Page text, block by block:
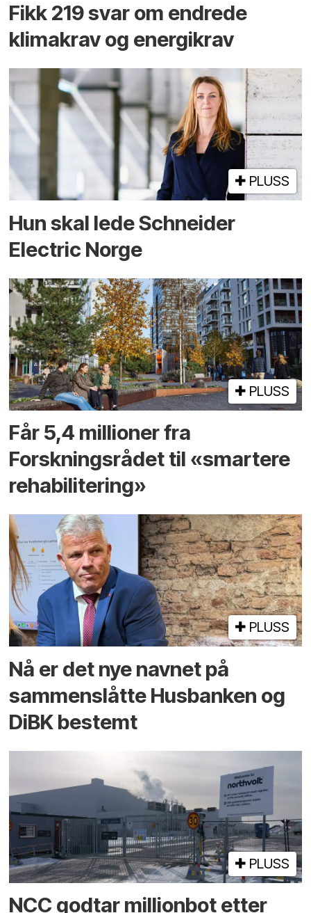
Fikk 219 svar om endrede
klimakrav og energikrav
PLUSS
Hun skal lede Schneider
Electric Norge
PLUSS
Får 5,4 millioner fra
Forskningsrådet til «smartere
rehabilitering»
PLUSS
Nå er det nye navnet på
sammenslåtte Husbanken og
DiBK bestemt
PLUSS
NCC godtar millionbot etter